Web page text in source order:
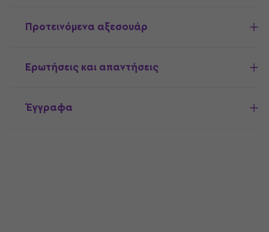
Προτεινόμενα αξεσουάρ
Ερωτήσεις και απαντήσεις
Έγγραφα